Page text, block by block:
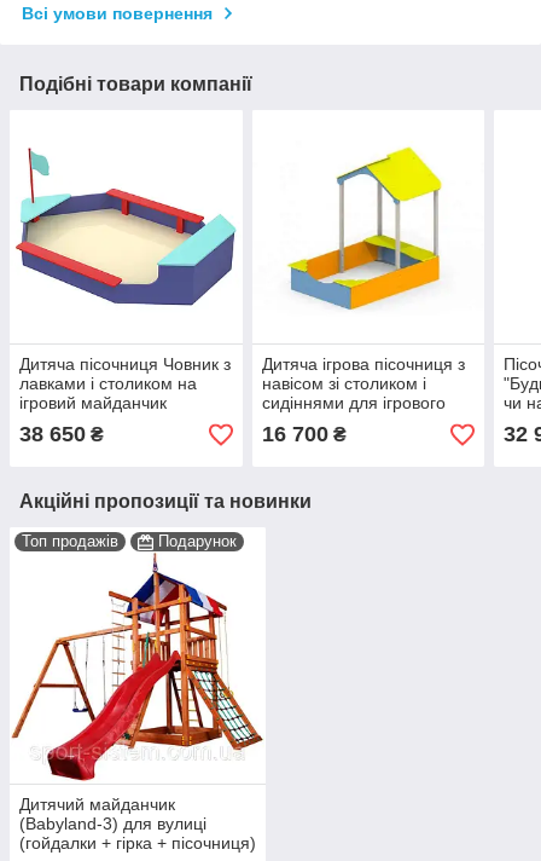
Всі умови повернення
Подібні товари компанії
Дитяча пісочниця Човник з
лавками і столиком на
ігровий майданчик
38 650 ₴
Дитяча ігрова пісочниця з
навісом зі столиком і
сидіннями для ігрового
16 700₴
чи
32
Акційні пропозиції та новинки
Топ продажів Подарунок
Дитячий майданчик
(Babyland-3) для вулиці
(гойдалки + гірка + пісочниця)